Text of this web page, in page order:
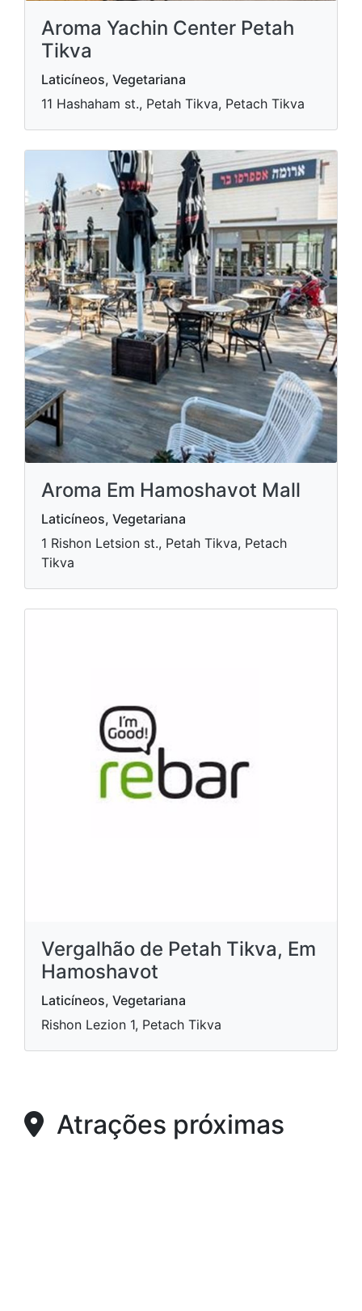
Aroma Yachin Center Petah
Tikva
Laticíneos, Vegetariana
11 Hashaham st., Petah Tikva, Petach Tikva
Aroma Em Hamoshavot Mall
Laticíneos, Vegetariana
1 Rishon Letsion st., Petah Tikva, Petach
Tikva
Vergalhão de Petah Tikva, Em
Hamoshavot
Laticíneos, Vegetariana
Rishon Lezion 1, Petach Tikva
Atrações próximas